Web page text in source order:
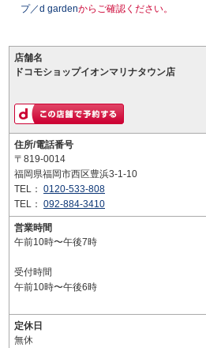
プ／d gardenからご確認ください。
店舗名
ドコモショップイオンマリナタウン店
住所/電話番号
〒819-0014
福岡県福岡市西区豊浜3-1-10
TEL： 0120-533-808
TEL： 092-884-3410
営業時間
午前10時〜午後7時
受付時間
午前10時〜午後6時
定休日
無休